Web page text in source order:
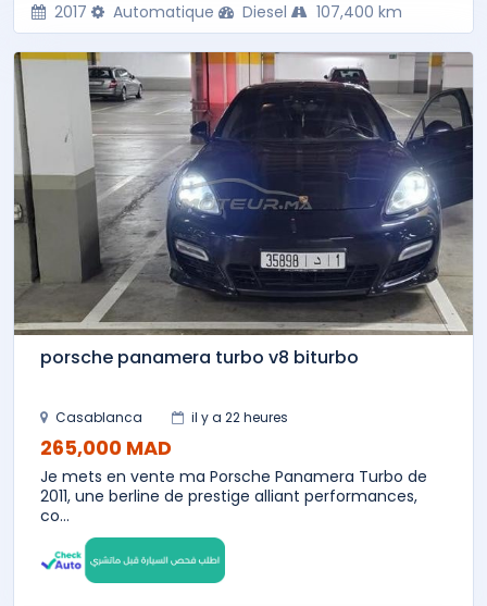
2017 Automatique Diesel 107,400 km
porsche panamera turbo v8 biturbo
Casablanca il y a 22 heures
265,000 MAD
Je mets en vente ma Porsche Panamera Turbo de
2011, une berline de prestige alliant performances,
co...